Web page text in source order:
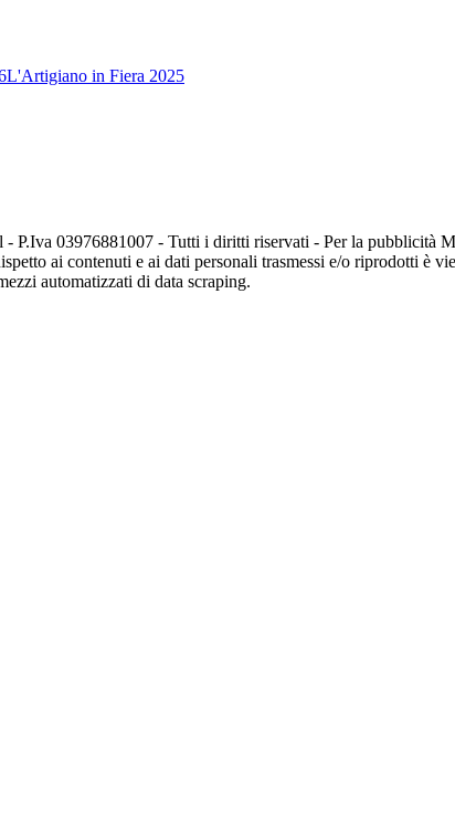
L'Artigiano in Fiera 2025
P.Iva 03976881007 - Tutti i diritti riservati - Per la pubblicità
ai contenuti e ai dati personali trasmessi e/o riprodotti è
automatizzati di data scraping.